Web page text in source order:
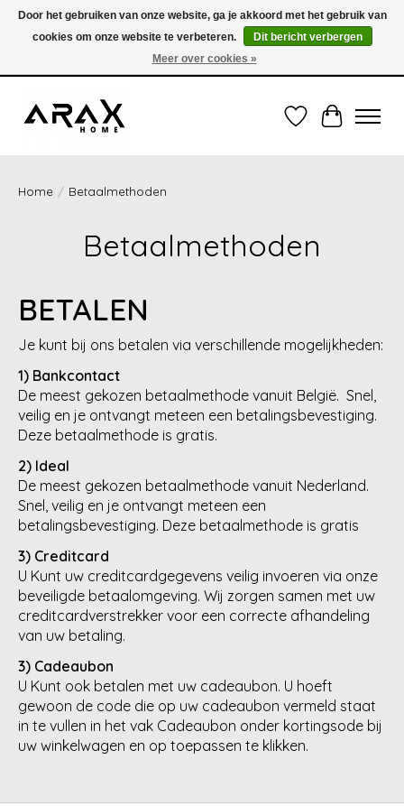
VERZENDING TUSSEN 1 en 3 WERKDAGEN - GRATIS VERZENDING VANAF 35,00€
(onder de 35,00€ = 3,95€ verzendkosten) OF OPHALEN IN DE WINKEL OOK
Verlanglijst
Home / Betaalmethoden
Betaalmethoden
BETALEN
Je kunt bij ons betalen via verschillende mogelijkheden:
1) Bankcontact
De meest gekozen betaalmethode vanuit België. Snel,
veilig en je ontvangt meteen een betalingsbevestiging.
Deze betaalmethode is gratis.
2) Ideal
De meest gekozen betaalmethode vanuit Nederland.
Snel, veilig en je ontvangt meteen een
betalingsbevestiging. Deze betaalmethode is gratis
3) Creditcard
U Kunt uw creditcardgegevens veilig invoeren via onze
beveiligde betaalomgeving. Wij zorgen samen met uw
creditcardverstrekker voor een correcte afhandeling
van uw betaling.
3) Cadeaubon
U Kunt ook betalen met uw cadeaubon. U hoeft
gewoon de code die op uw cadeaubon vermeld staat
in te vullen in het vak Cadeaubon onder kortingsode bij
uw winkelwagen en op toepassen te klikken.
Door het gebruiken van onze website, ga je akkoord met het gebruik van
cookies om onze website te verbeteren.
Dit bericht verbergen
Meer over cookies »